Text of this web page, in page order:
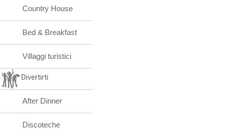
Country House
Bed & Breakfast
Villaggi turistici
Divertirti
After Dinner
Discoteche